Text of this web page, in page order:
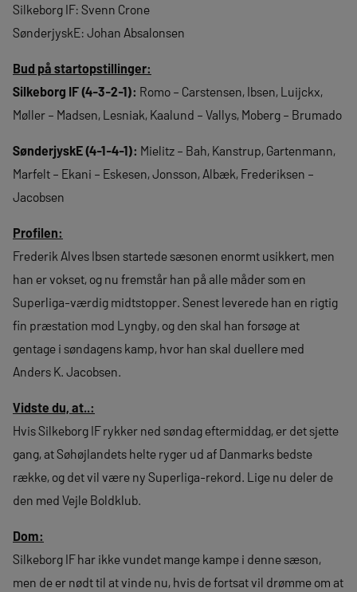
Silkeborg IF: Svenn Crone
SønderjyskE: Johan Absalonsen
Bud på startopstillinger:
Silkeborg IF (4-3-2-1): Romo – Carstensen, Ibsen, Luijckx,
Møller – Madsen, Lesniak, Kaalund – Vallys, Moberg – Brumado
SønderjyskE (4-1-4-1): Mielitz – Bah, Kanstrup, Gartenmann,
Marfelt – Ekani – Eskesen, Jonsson, Albæk, Frederiksen –
Jacobsen
Profilen:
Frederik Alves Ibsen startede sæsonen enormt usikkert, men
han er vokset, og nu fremstår han på alle måder som en
Superliga-værdig midtstopper. Senest leverede han en rigtig
fin præstation mod Lyngby, og den skal han forsøge at
gentage i søndagens kamp, hvor han skal duellere med
Anders K. Jacobsen.
Vidste du, at..:
Hvis Silkeborg IF rykker ned søndag eftermiddag, er det sjette
gang, at Søhøjlandets helte ryger ud af Danmarks bedste
række, og det vil være ny Superliga-rekord. Lige nu deler de
den med Vejle Boldklub.
Dom:
Silkeborg IF har ikke vundet mange kampe i denne sæson,
men de er nødt til at vinde nu, hvis de fortsat vil drømme om at